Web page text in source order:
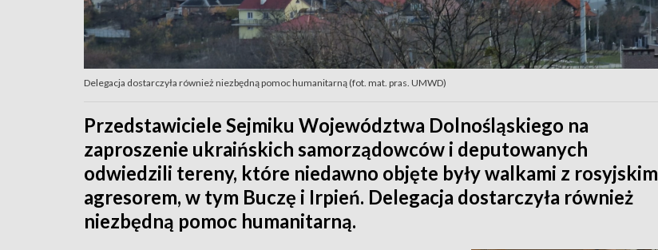
Delegacja dostarczyła również niezbędną pomoc humanitarną (fot. mat. pras. UMWD)
Przedstawiciele Sejmiku Województwa Dolnośląskiego na
zaproszenie ukraińskich samorządowców i deputowanych
odwiedzili tereny, które niedawno objęte były walkami z rosyjskim
agresorem, w tym Buczę i Irpień. Delegacja dostarczyła również
niezbędną pomoc humanitarną.